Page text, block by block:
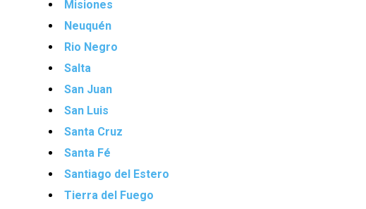
Misiones
Neuquén
Rio Negro
Salta
San Juan
San Luis
Santa Cruz
Santa Fé
Santiago del Estero
Tierra del Fuego